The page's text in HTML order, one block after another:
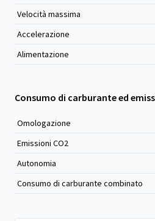
Velocità massima
Accelerazione
Alimentazione
Consumo di carburante ed
Omologazione
Emissioni CO2
Autonomia
Consumo di carburante combinato